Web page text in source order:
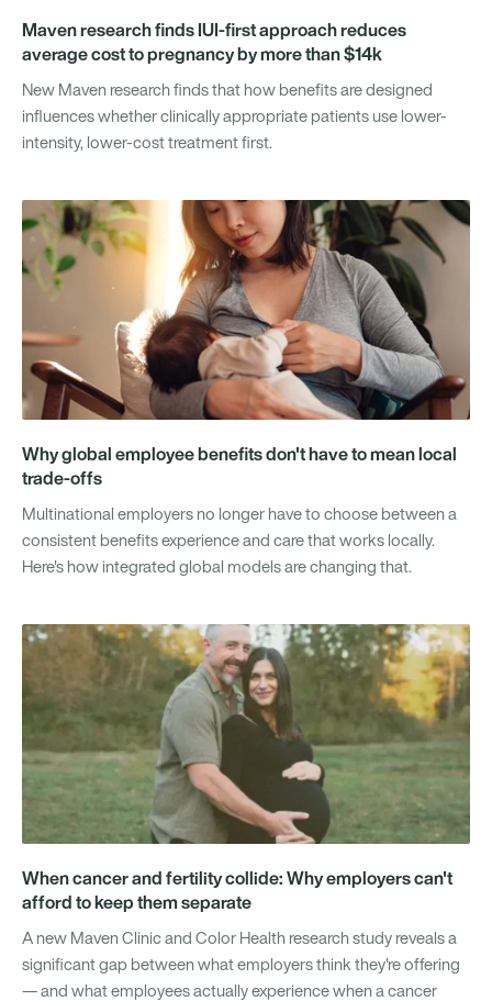
Maven research finds IUI-first approach reduces
average cost to pregnancy by more than $14k
New Maven research finds that how benefits are designed
influences whether clinically appropriate patients use lower-
intensity, lower-cost treatment first.
Why global employee benefits don't have to mean local
trade-offs
Multinational employers no longer have to choose between a
consistent benefits experience and care that works locally.
Here's how integrated global models are changing that.
When cancer and fertility collide: Why employers can't
afford to keep them separate
A new Maven Clinic and Color Health research study reveals a
significant gap between what employers think they're offering
— and what employees actually experience when a cancer